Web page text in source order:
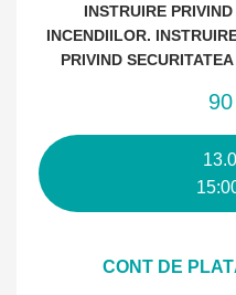
INSTRUIRE
INCENDIILOR.
PRIVIND
CONT DE